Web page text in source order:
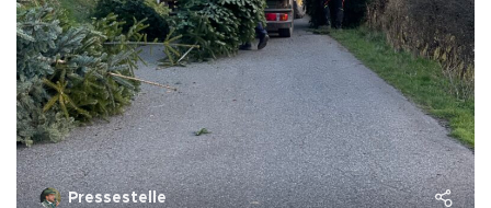
Pressestelle